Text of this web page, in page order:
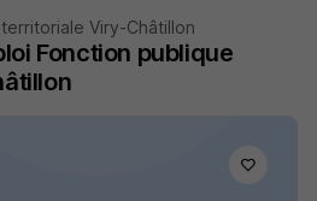
Viry-Châtillon
Fonction publique